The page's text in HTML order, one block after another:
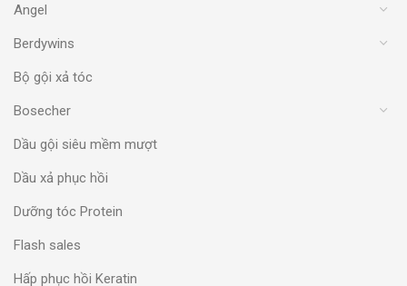
Angel
Berdywins
Bộ gội xả tóc
Bosecher
Dầu gội siêu mềm mượt
Dầu xả phục hồi
Dưỡng tóc Protein
Flash sales
Hấp phục hồi Keratin